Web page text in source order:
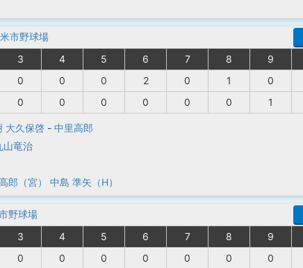
市野球場
3 4 5 6 7 8 9
0 0 0 2 0 1 0
0 0 0 0 0 0 1
大久保啓 - 中里高郎
山竜治
郎（宮） 中島 準矢（H）
野球場
3 4 5 6 7 8 9
0 0 0 0 0 0 0